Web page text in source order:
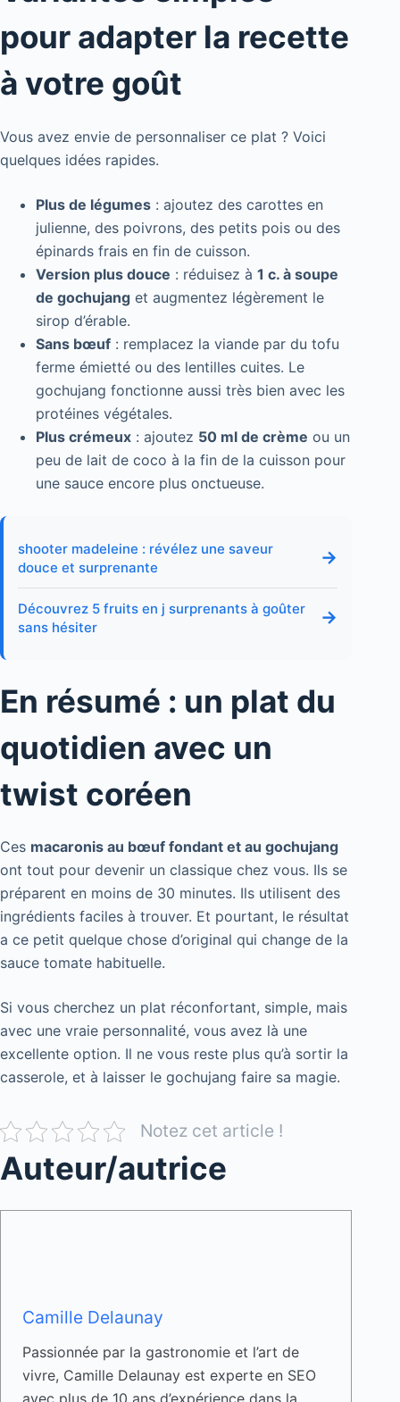
pour adapter la recette
à votre goût
Vous avez envie de personnaliser ce plat ? Voici
quelques idées rapides.
Plus de légumes : ajoutez des carottes en
julienne, des poivrons, des petits pois ou des
épinards frais en fin de cuisson.
Version plus douce : réduisez à 1 c. à soupe
de gochujang et augmentez légèrement le
sirop d’érable.
Sans bœuf : remplacez la viande par du tofu
ferme émietté ou des lentilles cuites. Le
gochujang fonctionne aussi très bien avec les
protéines végétales.
Plus crémeux : ajoutez 50 ml de crème ou un
peu de lait de coco à la fin de la cuisson pour
une sauce encore plus onctueuse.
shooter madeleine : révélez une saveur
douce et surprenante
→
Découvrez 5 fruits en j surprenants à goûter
sans hésiter
→
En résumé : un plat du
quotidien avec un
twist coréen
Ces macaronis au bœuf fondant et au gochujang
ont tout pour devenir un classique chez vous. Ils se
préparent en moins de 30 minutes. Ils utilisent des
ingrédients faciles à trouver. Et pourtant, le résultat
a ce petit quelque chose d’original qui change de la
sauce tomate habituelle.
Si vous cherchez un plat réconfortant, simple, mais
avec une vraie personnalité, vous avez là une
excellente option. Il ne vous reste plus qu’à sortir la
casserole, et à laisser le gochujang faire sa magie.
Notez cet article !
Auteur/autrice
Camille Delaunay
Passionnée par la gastronomie et l’art de
vivre, Camille Delaunay est experte en SEO
avec plus de 10 ans d’expérience dans la